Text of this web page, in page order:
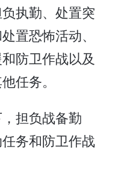
执勤、处置突
置恐怖活动、
防卫作战以及
任务。
担负战备勤
务和防卫作战